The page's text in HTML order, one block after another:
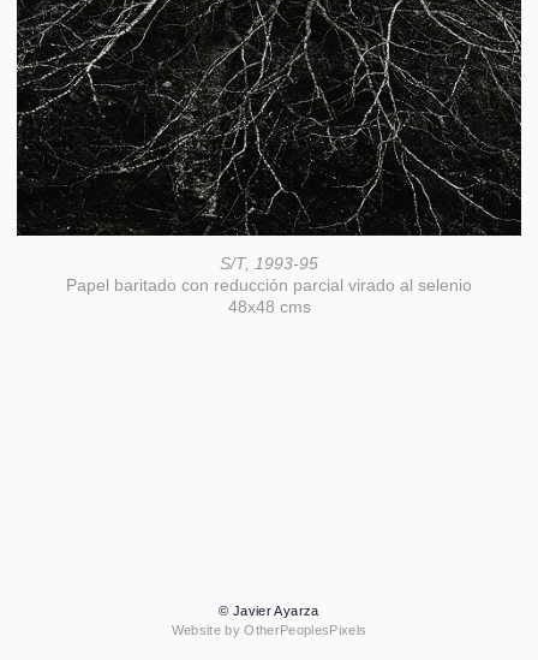
S/T, 1993-95
Papel baritado con reducción parcial virado al selenio
48x48 cms
© Javier Ayarza
Website by OtherPeoplesPixels